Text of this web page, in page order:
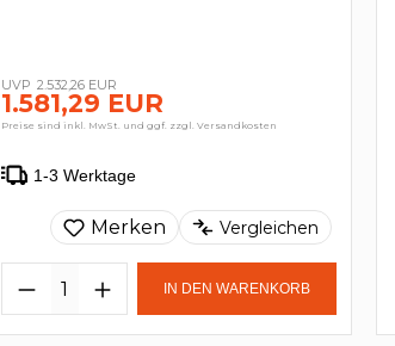
2.532,26 EUR
1.581,29 EUR
Preise sind inkl. MwSt. und ggf. zzgl. Versandkosten
1-3 Werktage
Merken Vergleichen
IN DEN WARENKORB